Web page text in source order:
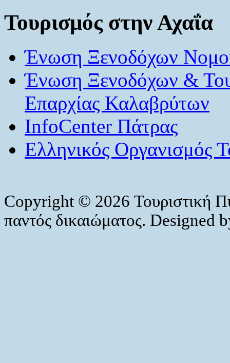
Τουρισμός στην Αχαΐα
Ένωση Ξενοδόχων
Ένωση Ξενοδόχων &
Επαρχίας Καλαβρύτων
InfoCenter Πάτρας
Ελληνικός Οργανισμός
Copyright © 2026 Τουριστική
παντός δικαιώματος. Designed